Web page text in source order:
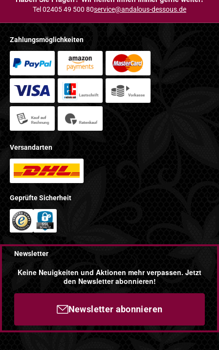
Tel 02405 49 500 80service@andalous-dessous.de
Zahlungsmöglichkeiten
Versandarten
Geprüfte Sicherheit
Newsletter
Keine Neuigkeiten und Aktionen mehr verpassen. Jetzt
den Newsletter abonnieren!
Newsletter abonnieren